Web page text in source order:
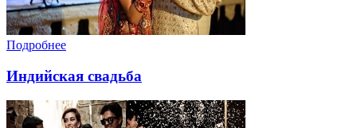
Подробнее
Индийская свадьба